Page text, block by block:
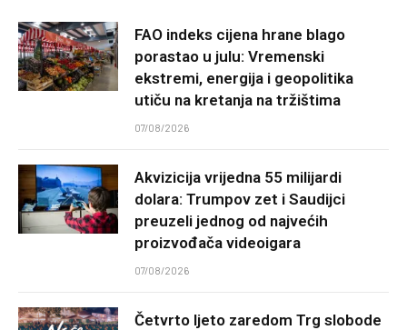
FAO indeks cijena hrane blago
porastao u julu: Vremenski
ekstremi, energija i geopolitika
utiču na kretanja na tržištima
07/08/2026
Akvizicija vrijedna 55 milijardi
dolara: Trumpov zet i Saudijci
preuzeli jednog od najvećih
proizvođača videoigara
07/08/2026
Četvrto ljeto zaredom Trg slobode